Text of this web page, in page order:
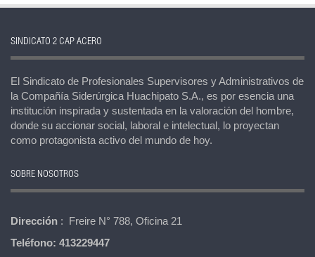
SINDICATO 2 CAP ACERO
El Sindicato de Profesionales Supervisores y Administrativos de
la Compañía Siderúrgica Huachipato S.A., es por esencia una
institución inspirada y sustentada en la valoración del hombre,
donde su accionar social, laboral e intelectual, lo proyectan
como protagonista activo del mundo de hoy.
SOBRE NOSOTROS
Dirección : Freire N° 788, Oficina 21
Teléfono: 413229447